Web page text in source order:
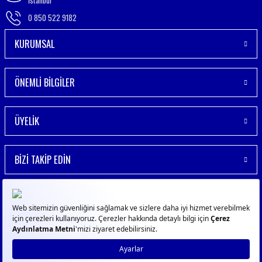
0 850 522 9182
KURUMSAL
ÖNEMLİ BİLGİLER
ÜYELİK
BİZİ TAKİP EDİN